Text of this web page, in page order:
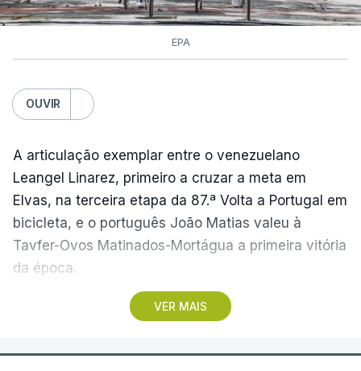
EPA
OUVIR
VER MAIS
A articulação exemplar entre o venezuelano
Leangel Linarez, primeiro a cruzar a meta em
Elvas, na terceira etapa da 87.ª Volta a Portugal em
bicicleta, e o português João Matias valeu à
Tavfer-Ovos Matinados-Mortágua a primeira vitória
da época.
Discreta nas chegadas ao Palácio Nacional de
feira, a equipa dirigida por Gustavo Veloso